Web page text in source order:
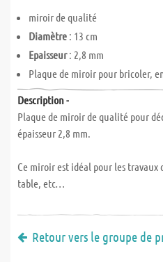
miroir de qualité
Diamètre : 13 cm
Epaisseur: 2,8 mm
Plaque de miroir pour bricoler,
Description -
Plaque de miroir de qualité pour
épaisseur 2,8 mm.
Ce miroir est idéal pour les travaux
table, etc…
Retour vers le groupe de